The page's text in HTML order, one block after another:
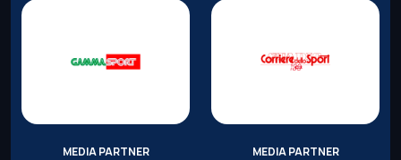
MEDIA PARTNER MEDIA PARTNER